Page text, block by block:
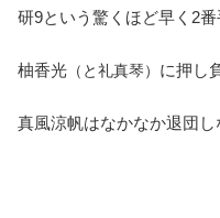
研9という驚くほど早く2番
柚香光 （と礼真琴） に押し
真風涼帆はなかなか退団し